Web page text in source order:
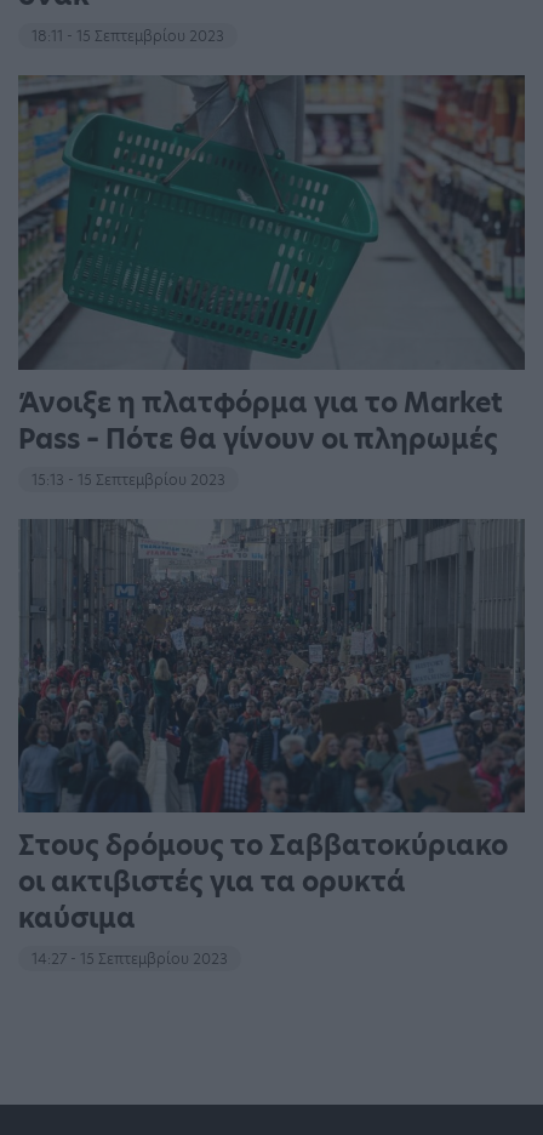
18:11 - 15 Σεπτεμβρίου 2023
Άνοιξε η πλατφόρμα για το Market
Pass – Πότε θα γίνουν οι πληρωμές
15:13 - 15 Σεπτεμβρίου 2023
Στους δρόμους το Σαββατοκύριακο
οι ακτιβιστές για τα ορυκτά
καύσιμα
14:27 - 15 Σεπτεμβρίου 2023